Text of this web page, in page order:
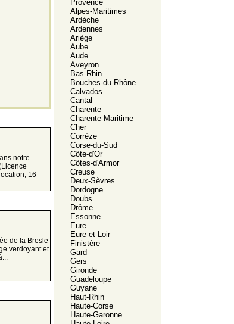
Provence
Alpes-Maritimes
Ardèche
Ardennes
Ariège
Aube
Aude
Aveyron
Bas-Rhin
Bouches-du-Rhône
Calvados
Cantal
Charente
Charente-Maritime
Cher
Corrèze
Corse-du-Sud
Côte-d'Or
Côtes-d'Armor
Creuse
Deux-Sèvres
Dordogne
Doubs
Drôme
Essonne
Eure
Eure-et-Loir
Finistère
Gard
Gers
Gironde
Guadeloupe
Guyane
Haut-Rhin
Haute-Corse
Haute-Garonne
notre
16
de la Bresle
verdoyant et